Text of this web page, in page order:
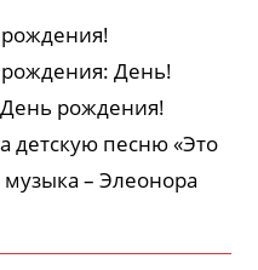
День!
рождения!
детскую песню «Это
– Элеонора